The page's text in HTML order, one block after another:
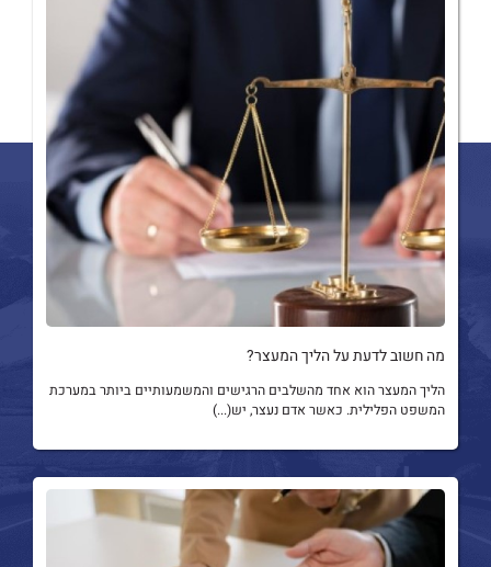
מה חשוב לדעת על הליך המעצר?
הליך המעצר הוא אחד מהשלבים הרגישים והמשמעותיים ביותר במערכת
המשפט הפלילית. כאשר אדם נעצר, יש(...)